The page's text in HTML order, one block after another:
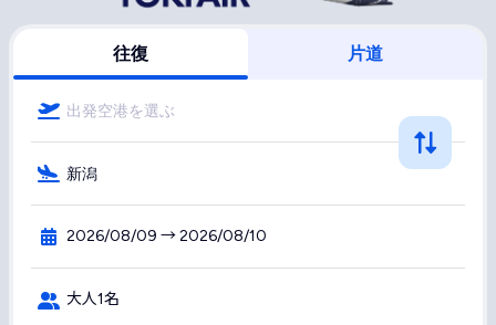
往復 片道
出発空港を選ぶ
新潟
2026/08/09 → 2026/08/10
大人1名